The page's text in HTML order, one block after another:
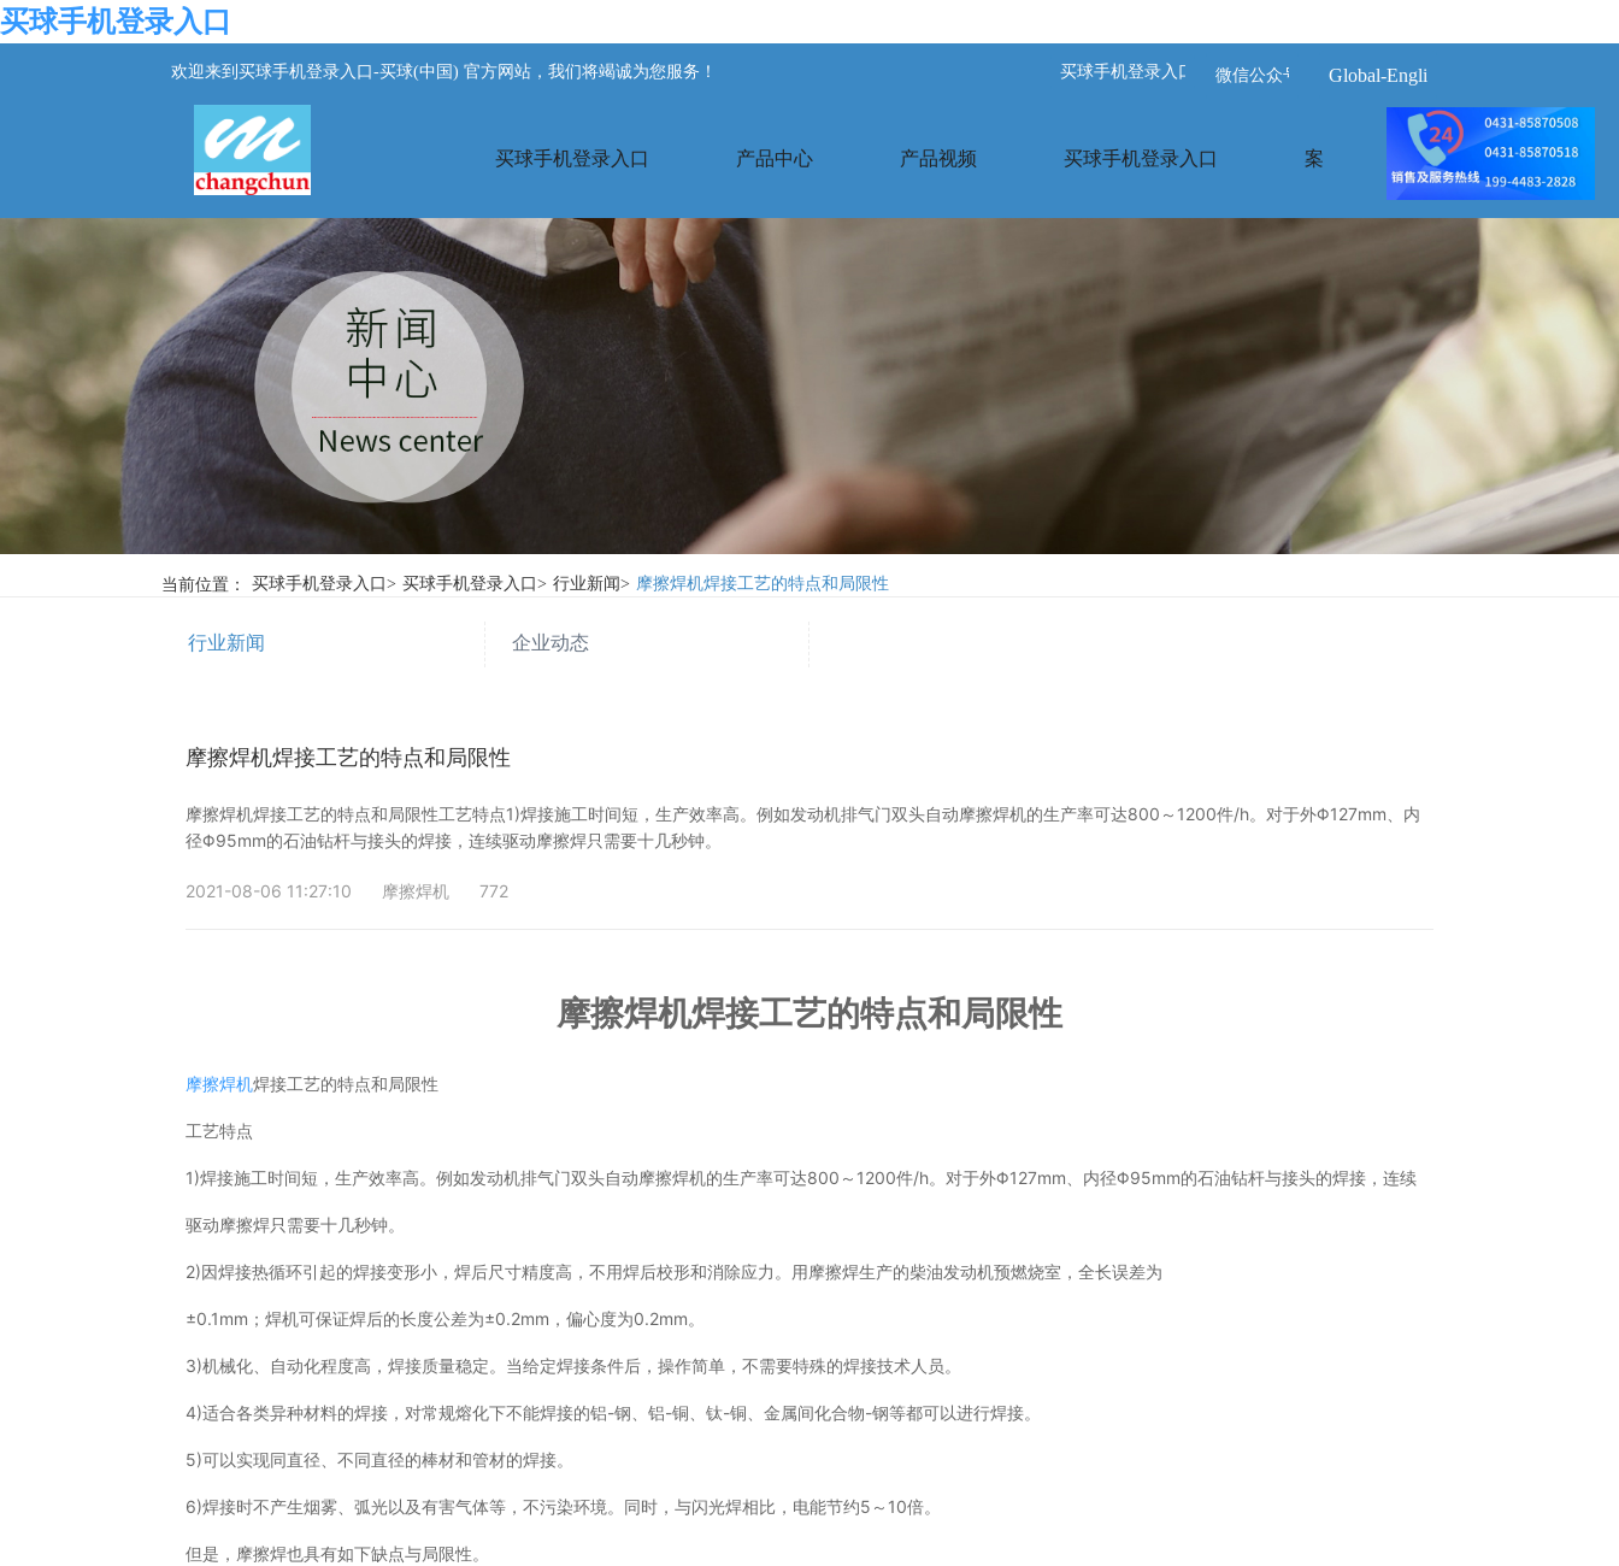
买球手机登录入口
欢迎来到买球手机登录入口-买球(中国) 官方网站，我们将竭诚为您服务！ 买球手机登录入口-买球(中国)
微信公众号 Global-English
买球手机登录入口 产品中心 产品视频 买球手机登录入口 案例展示 荣誉资质
当前位置： 买球手机登录入口> 买球手机登录入口> 行业新闻> 摩擦焊机焊接工艺的特点和局限性
行业新闻 企业动态
摩擦焊机焊接工艺的特点和局限性
摩擦焊机焊接工艺的特点和局限性工艺特点1)焊接施工时间短，生产效率高。例如发动机排气门双头自动摩擦焊机的生产率可达800～1200件/h。对于外Φ127mm、内
径Φ95mm的石油钻杆与接头的焊接，连续驱动摩擦焊只需要十几秒钟。
2021-08-06 11:27:10 摩擦焊机 772
摩擦焊机焊接工艺的特点和局限性
摩擦焊机焊接工艺的特点和局限性
工艺特点
1)焊接施工时间短，生产效率高。例如发动机排气门双头自动摩擦焊机的生产率可达800～1200件/h。对于外Φ127mm、内径Φ95mm的石油钻杆与接头的焊接，连续
驱动摩擦焊只需要十几秒钟。
2)因焊接热循环引起的焊接变形小，焊后尺寸精度高，不用焊后校形和消除应力。用摩擦焊生产的柴油发动机预燃烧室，全长误差为
±0.1mm；焊机可保证焊后的长度公差为±0.2mm，偏心度为0.2mm。
3)机械化、自动化程度高，焊接质量稳定。当给定焊接条件后，操作简单，不需要特殊的焊接技术人员。
4)适合各类异种材料的焊接，对常规熔化下不能焊接的铝-钢、铝-铜、钛-铜、金属间化合物-钢等都可以进行焊接。
5)可以实现同直径、不同直径的棒材和管材的焊接。
6)焊接时不产生烟雾、弧光以及有害气体等，不污染环境。同时，与闪光焊相比，电能节约5～10倍。
但是，摩擦焊也具有如下缺点与局限性。